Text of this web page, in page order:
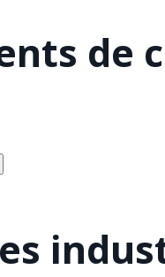
de